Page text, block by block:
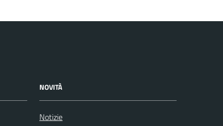
NOVITÀ
Notizie